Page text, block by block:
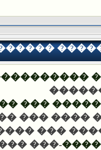
���
���
���
���
���
���